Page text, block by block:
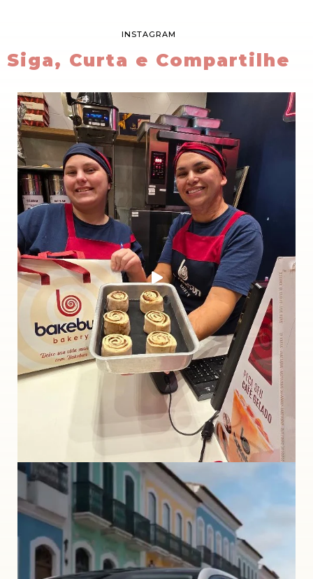
INSTAGRAM
Siga, Curta e Compartilhe